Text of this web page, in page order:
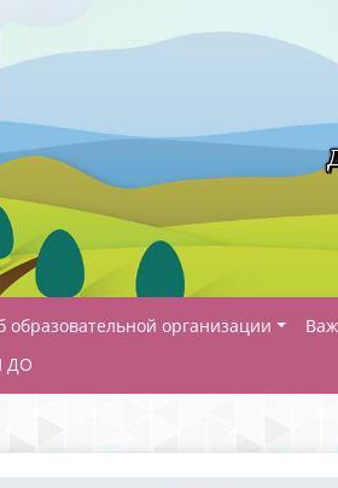
образовательной организации
ДО